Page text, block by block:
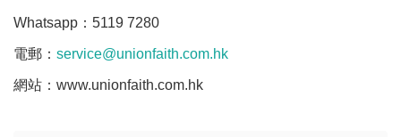
Whatsapp：5119 7280
電郵： service@unionfaith.com.hk
網站：www.unionfaith.com.hk